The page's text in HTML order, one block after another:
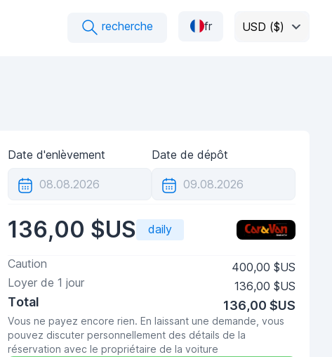
recherche fr USD ($)
Date d'enlèvement Date de dépôt
136,00 $US daily
Caution
400,00 $US
Loyer de 1 jour 136,00 $US
Total 136,00 $US
Vous ne payez encore rien. En laissant une demande, vous
pouvez discuter personnellement des détails de la
réservation avec le propriétaire de la voiture